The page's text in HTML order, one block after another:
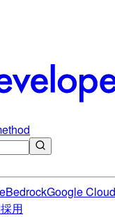
BedrockGoogle Cloud
採用